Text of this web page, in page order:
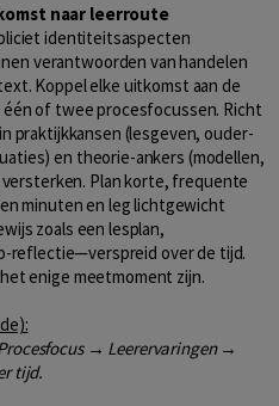
naar leerroute
identiteitsaspecten
verantwoorden van handelen
Koppel elke uitkomst aan de
of twee procesfocussen. Richt
praktijkkansen (lesgeven, ouder-
en theorie-ankers (modellen,
Plan korte, frequente
minuten en leg lichtgewicht
zoals een lesplan,
reflectie—verspreid over de tijd.
enige meetmoment zijn.
→ Leerervaringen →
tijd.